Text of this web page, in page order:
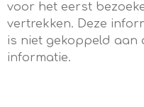
voor het eerst
vertrekken. Deze
is niet gekoppeld aan
informatie.